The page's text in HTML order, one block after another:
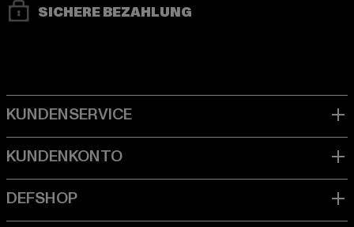
SICHERE BEZAHLUNG